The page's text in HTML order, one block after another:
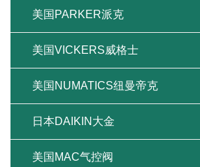
美国PARKER派克
美国VICKERS威格士
美国NUMATICS纽曼帝克
日本DAIKIN大金
美国MAC气控阀